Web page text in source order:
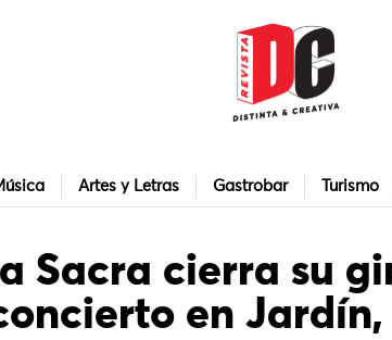
Artes y Letras Gastrobar Turismo
Sacra cierra su
en Jardín,